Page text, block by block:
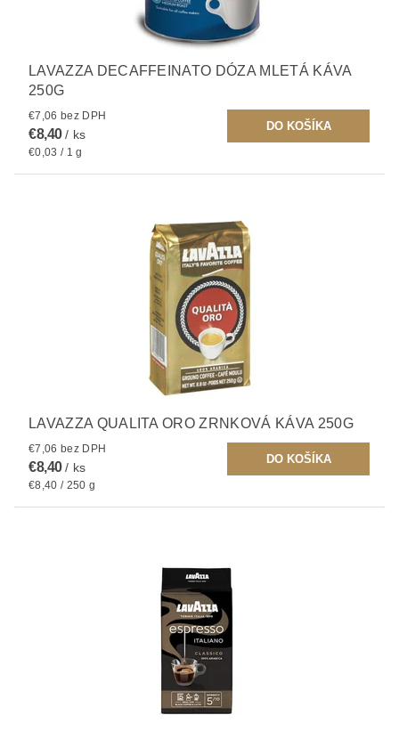
LAVAZZA DECAFFEINATO DÓZA MLETÁ KÁVA
250G
€7,06 bez DPH
€8,40/ ks
€0,03 / 1 g
LAVAZZA QUALITA ORO ZRNKOVÁ KÁVA 250G
€7,06 bez DPH
€8,40/ ks
€8,40 / 250 g